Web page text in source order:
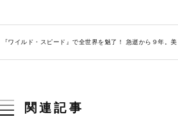
『ワイルド・スピード』で全世界を魅了！ 急逝から９年。
関連記事